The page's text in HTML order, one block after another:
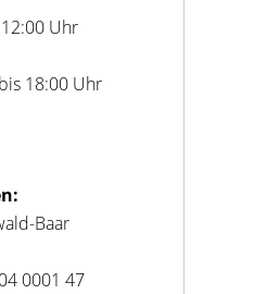
Uhr
18:00 Uhr
Baar
0001 47